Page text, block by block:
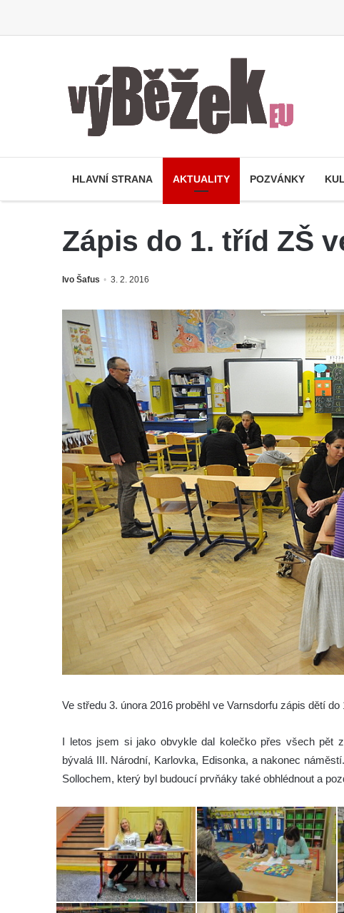
HLAVNÍ STRANA AKTUALITY POZVÁNKY
Zápis do 1. tříd ZŠ
Ivo Šafus 3. 2. 2016
Ve středu 3. února 2016 proběhl ve Varnsdorfu zápis dětí
I letos jsem si jako obvykle dal kolečko přes všech pět
bývalá III. Národní, Karlovka, Edisonka, a nakonec
Sollochem, který byl budoucí prvňáky také obhlédnout a